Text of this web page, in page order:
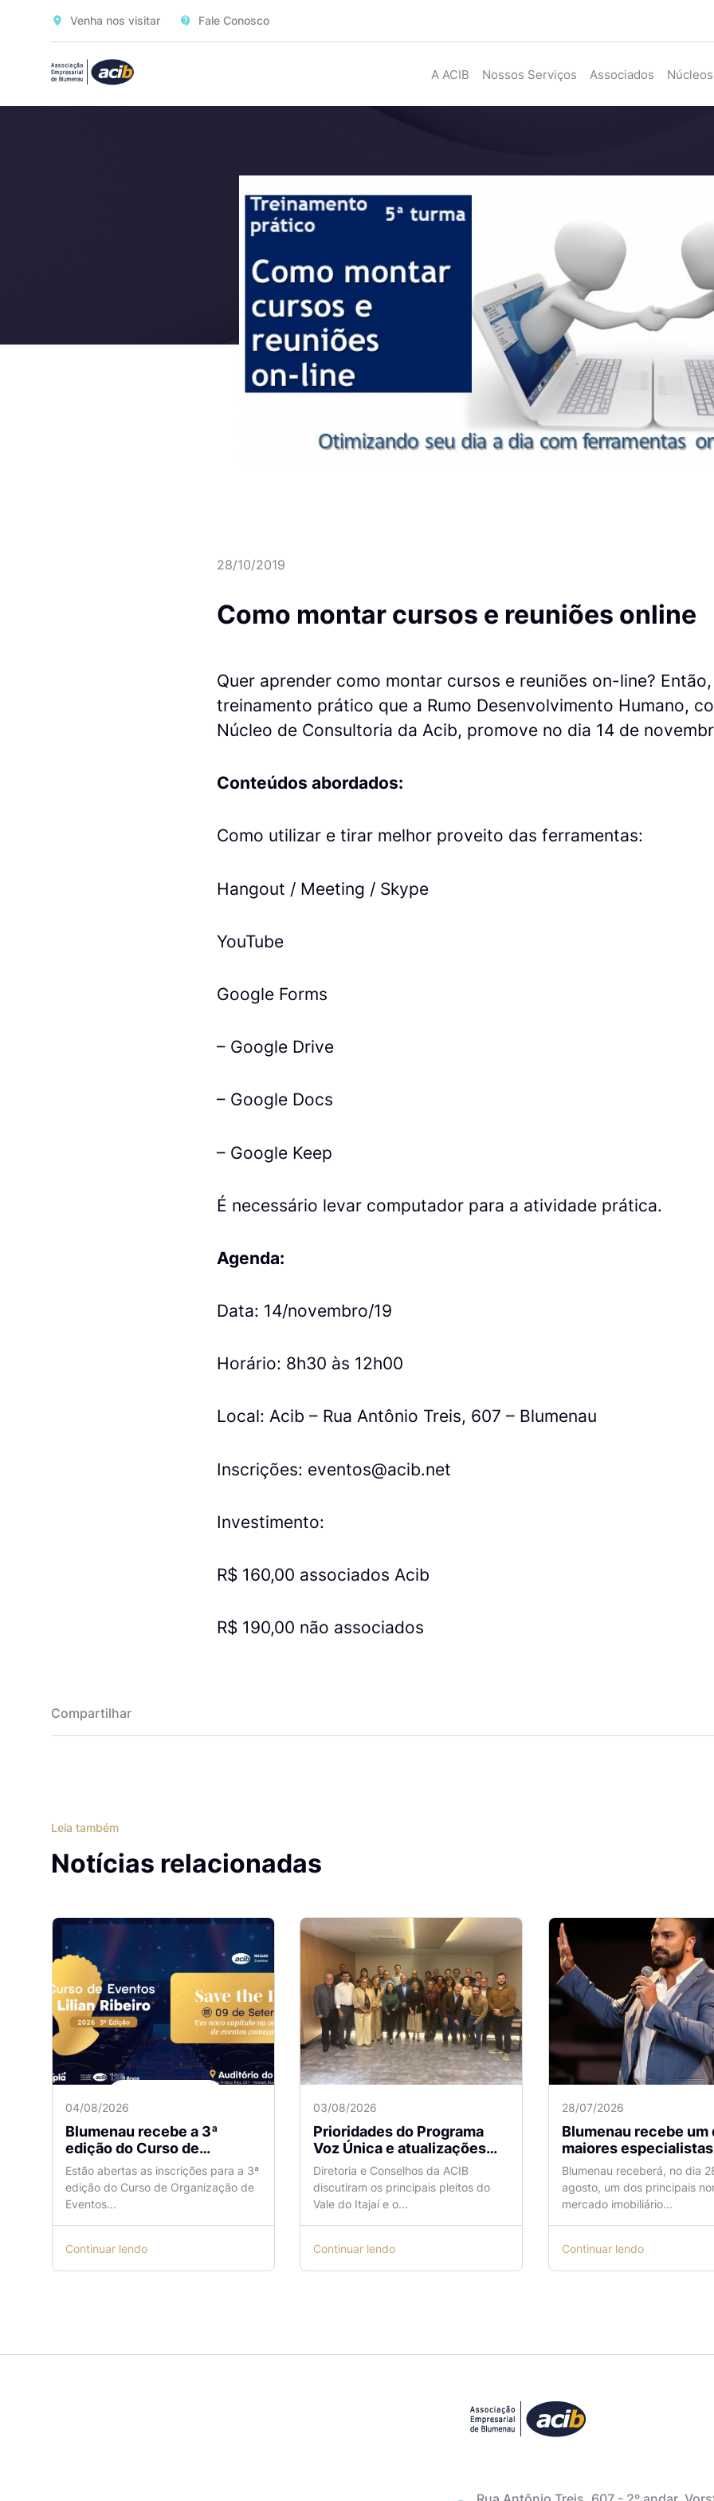
Venha nos visitar Fale Conosco
A ACIB Nossos Serviços Associados Núcleos
28/10/2019
Como montar cursos e reuniões online
Quer aprender como montar cursos e reuniões on-line?
treinamento prático que a Rumo Desenvolvimento Humano,
Núcleo de Consultoria da Acib, promove no dia 14 de
Conteúdos abordados:
Como utilizar e tirar melhor proveito das ferramentas:
Hangout / Meeting / Skype
YouTube
Google Forms
– Google Drive
– Google Docs
– Google Keep
É necessário levar computador para a atividade prática.
Agenda:
Data: 14/novembro/19
Horário: 8h30 às 12h00
Local: Acib – Rua Antônio Treis, 607 – Blumenau
Inscrições: eventos@acib.net
Investimento:
R$ 160,00 associados Acib
R$ 190,00 não associados
Compartilhar
Leia também
Notícias relacionadas
04/08/2026
Blumenau recebe a 3ª
edição do Curso de
Organização de Eventos
Lilian Ribeiro
Estão abertas as inscrições para a 3ª
edição do Curso de Organização de
Eventos...
Continuar lendo
03/08/2026
Prioridades do Programa
Voz Única e atualizações
sobre o Aeroporto de
Navegantes são temas de
reunião na ACIB
Diretoria e Conselhos da ACIB
discutiram os principais pleitos do
Vale do Itajaí e o...
Continuar lendo
28/07/2026
Blumenau recebe um
maiores especialistas
vendas do mercado
imobiliário
Blumenau receberá, no dia
agosto, um dos principais
mercado imobiliário...
Continuar lendo